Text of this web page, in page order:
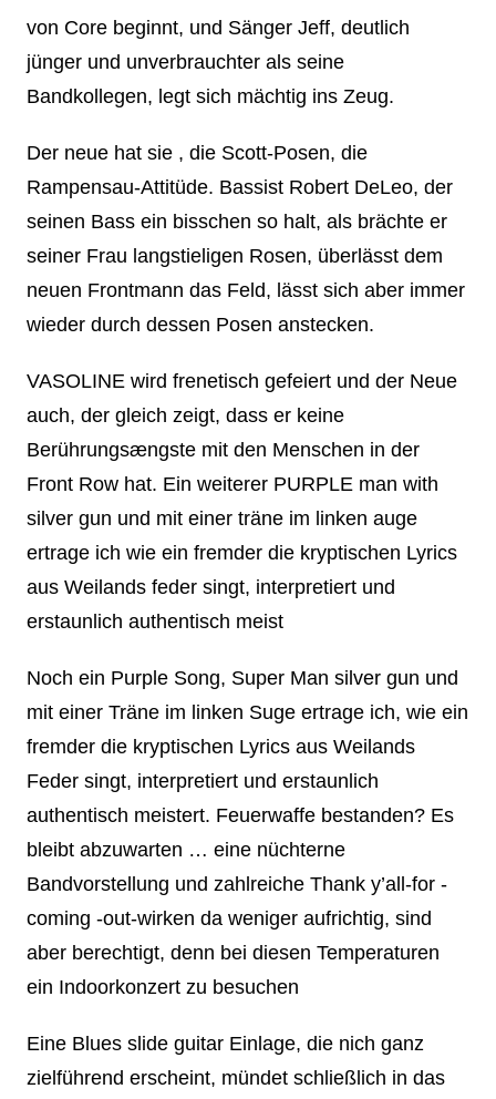
von Core beginnt, und Sänger Jeff, deutlich
jünger und unverbrauchter als seine
Bandkollegen, legt sich mächtig ins Zeug.
Der neue hat sie , die Scott-Posen, die
Rampensau-Attitüde. Bassist Robert DeLeo, der
seinen Bass ein bisschen so halt, als brächte er
seiner Frau langstieligen Rosen, überlässt dem
neuen Frontmann das Feld, lässt sich aber immer
wieder durch dessen Posen anstecken.
VASOLINE wird frenetisch gefeiert und der Neue
auch, der gleich zeigt, dass er keine
Berührungsængste mit den Menschen in der
Front Row hat. Ein weiterer PURPLE man with
silver gun und mit einer träne im linken auge
ertrage ich wie ein fremder die kryptischen Lyrics
aus Weilands feder singt, interpretiert und
erstaunlich authentisch meist
Noch ein Purple Song, Super Man silver gun und
mit einer Träne im linken Suge ertrage ich, wie ein
fremder die kryptischen Lyrics aus Weilands
Feder singt, interpretiert und erstaunlich
authentisch meistert. Feuerwaffe bestanden? Es
bleibt abzuwarten … eine nüchterne
Bandvorstellung und zahlreiche Thank y’all-for -
coming -out-wirken da weniger aufrichtig, sind
aber berechtigt, denn bei diesen Temperaturen
ein Indoorkonzert zu besuchen
Eine Blues slide guitar Einlage, die nich ganz
zielführend erscheint, mündet schließlich in das